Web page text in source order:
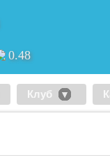
0.48
Клуб